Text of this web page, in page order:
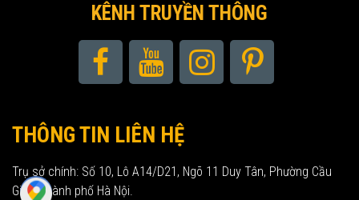
KÊNH TRUYỀN THÔNG
THÔNG TIN LIÊN HỆ
Trụ sở chính: Số 10, Lô A14/D21, Ngõ 11 Duy Tân, Phường Cầu
Giấy, Thành phố Hà Nội.